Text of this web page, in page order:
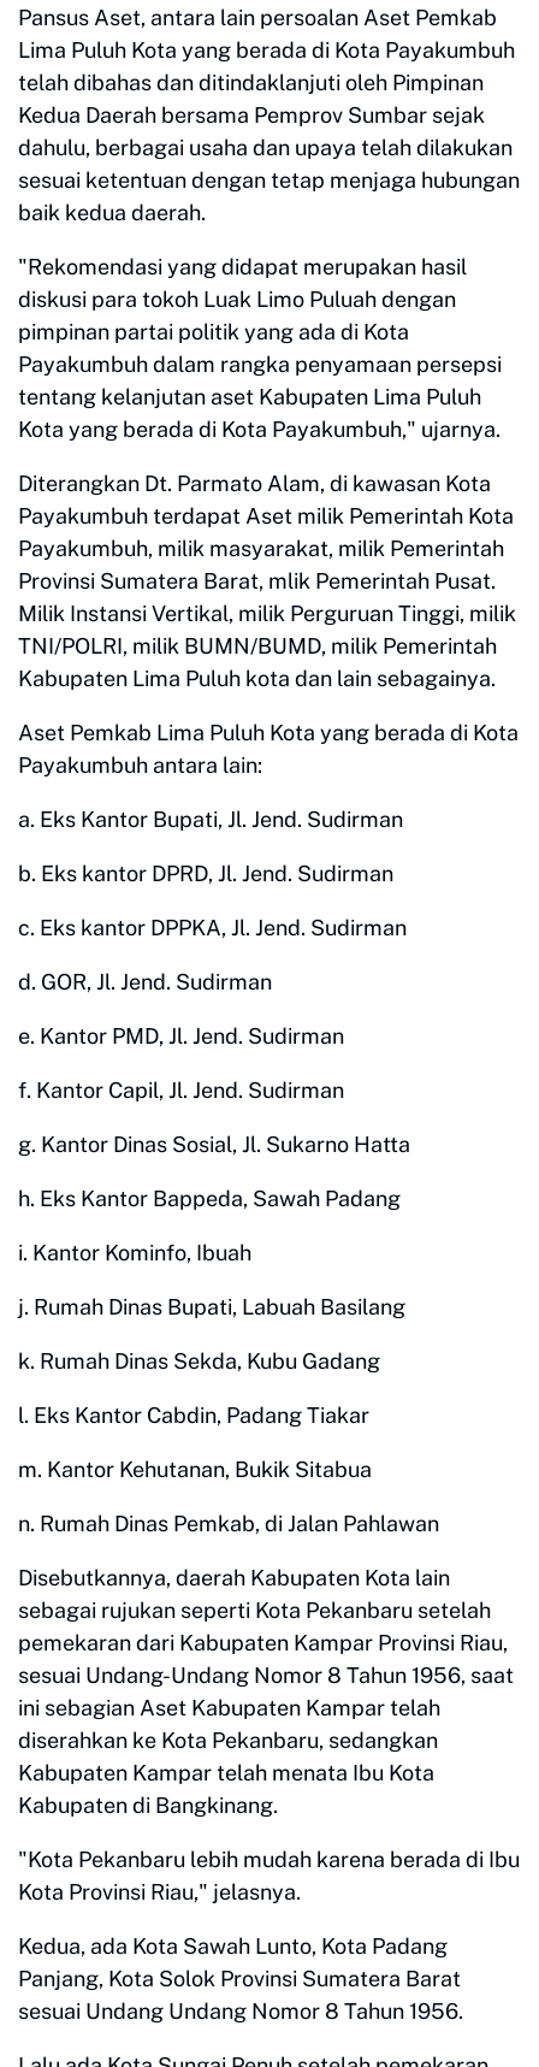
Pansus Aset, antara lain persoalan Aset Pemkab
Lima Puluh Kota yang berada di Kota Payakumbuh
telah dibahas dan ditindaklanjuti oleh Pimpinan
Kedua Daerah bersama Pemprov Sumbar sejak
dahulu, berbagai usaha dan upaya telah dilakukan
sesuai ketentuan dengan tetap menjaga hubungan
baik kedua daerah.
"Rekomendasi yang didapat merupakan hasil
diskusi para tokoh Luak Limo Puluah dengan
pimpinan partai politik yang ada di Kota
Payakumbuh dalam rangka penyamaan persepsi
tentang kelanjutan aset Kabupaten Lima Puluh
Kota yang berada di Kota Payakumbuh," ujarnya.
Diterangkan Dt. Parmato Alam, di kawasan Kota
Payakumbuh terdapat Aset milik Pemerintah Kota
Payakumbuh, milik masyarakat, milik Pemerintah
Provinsi Sumatera Barat, mlik Pemerintah Pusat.
Milik Instansi Vertikal, milik Perguruan Tinggi, milik
TNI/POLRI, milik BUMN/BUMD, milik Pemerintah
Kabupaten Lima Puluh kota dan lain sebagainya.
Aset Pemkab Lima Puluh Kota yang berada di Kota
Payakumbuh antara lain:
a. Eks Kantor Bupati, Jl. Jend. Sudirman
b. Eks kantor DPRD, Jl. Jend. Sudirman
c. Eks kantor DPPKA, Jl. Jend. Sudirman
d. GOR, Jl. Jend. Sudirman
e. Kantor PMD, Jl. Jend. Sudirman
f. Kantor Capil, Jl. Jend. Sudirman
g. Kantor Dinas Sosial, Jl. Sukarno Hatta
h. Eks Kantor Bappeda, Sawah Padang
i. Kantor Kominfo, Ibuah
j. Rumah Dinas Bupati, Labuah Basilang
k. Rumah Dinas Sekda, Kubu Gadang
l. Eks Kantor Cabdin, Padang Tiakar
m. Kantor Kehutanan, Bukik Sitabua
n. Rumah Dinas Pemkab, di Jalan Pahlawan
Disebutkannya, daerah Kabupaten Kota lain
sebagai rujukan seperti Kota Pekanbaru setelah
pemekaran dari Kabupaten Kampar Provinsi Riau,
sesuai Undang-Undang Nomor 8 Tahun 1956, saat
ini sebagian Aset Kabupaten Kampar telah
diserahkan ke Kota Pekanbaru, sedangkan
Kabupaten Kampar telah menata Ibu Kota
Kabupaten di Bangkinang.
"Kota Pekanbaru lebih mudah karena berada di Ibu
Kota Provinsi Riau," jelasnya.
Kedua, ada Kota Sawah Lunto, Kota Padang
Panjang, Kota Solok Provinsi Sumatera Barat
sesuai Undang Undang Nomor 8 Tahun 1956.